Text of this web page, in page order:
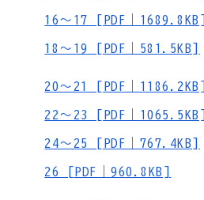
16～17 [PDF｜1689.8KB]
18～19 [PDF｜581.5KB]
20～21 [PDF｜1186.2KB]
22～23 [PDF｜1065.5KB]
24～25 [PDF｜767.4KB]
26 [PDF｜960.8KB]